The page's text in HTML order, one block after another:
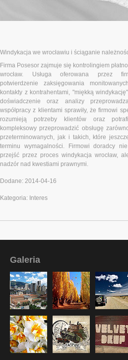
Windykacja we wrocławiu i ściąganie
Firma Posesor zajmuje się kontrolingiem
wrocław. Usługa oferowana przez
potwierdzenie zaksięgowania
kontakty z kontrahentami, "miękką
doświadczenie oraz analizy
współpracy z klientami sprawiły, że firmowi
rozumieją potrzeby klientów oraz
kompleksowy przeprowadzić obsługę
przeterminowanych, jak i takich, które
terminu wymagalności. Firmowi doradcy
przejść przez proces windykacja wrocław,
nadzór nad kwestiami prawnymi.
Dodane: 2014-04-16
Kategoria: Interes
Galeria